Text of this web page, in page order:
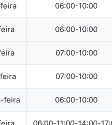
06:00-10:00
06:00-10:00
07:00-10:00
07:00-10:00
feira 06:00-10:00